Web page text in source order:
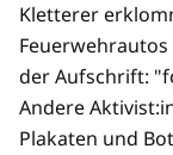
Kletterer
der Aufschrift:
Andere
Plakaten und